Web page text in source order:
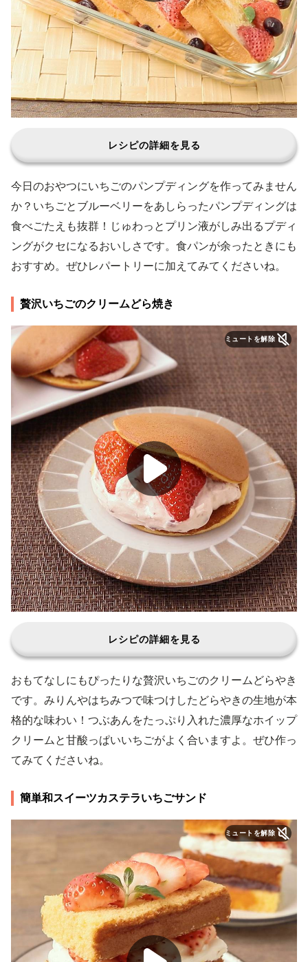
レシピの詳細を見る
今日のおやつにいちごのパンプディングを作ってみません
か？いちごとブルーベリーをあしらったパンプディングは
食べごたえも抜群！じゅわっとプリン液がしみ出るプディ
ングがクセになるおいしさです。食パンが余ったときにも
おすすめ。ぜひレパートリーに加えてみてくださいね。
贅沢いちごのクリームどら焼き
ミュートを解除
レシピの詳細を見る
おもてなしにもぴったりな贅沢いちごのクリームどらやき
です。みりんやはちみつで味つけしたどらやきの生地が本
格的な味わい！つぶあんをたっぷり入れた濃厚なホイップ
クリームと甘酸っぱいいちごがよく合いますよ。ぜひ作っ
てみてくださいね。
簡単和スイーツカステラいちごサンド
ミュートを解除